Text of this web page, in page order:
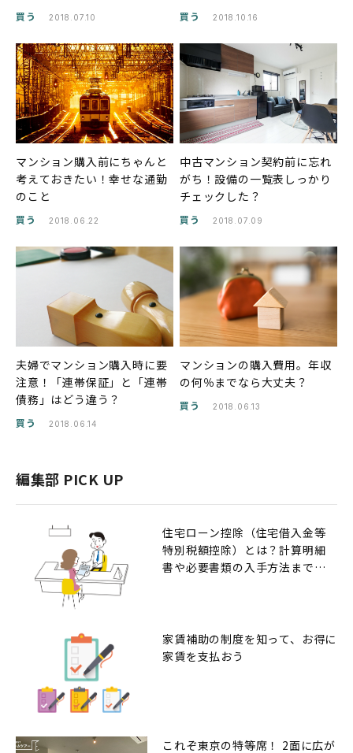
は？
買う 2018.07.10 買う 2018.10.16
マンション購入前にちゃんと
考えておきたい！幸せな通勤
のこと
買う 2018.06.22
中古マンション契約前に忘れ
がち！設備の一覧表しっかり
チェックした？
買う 2018.07.09
夫婦でマンション購入時に要
注意！「連帯保証」と「連帯
債務」はどう違う？
買う 2018.06.14
マンションの購入費用。年収
の何％までなら大丈夫？
買う 2018.06.13
編集部 PICK UP
住宅ローン控除（住宅借入金等
特別税額控除）とは？計算明細
書や必要書類の入手方法までの
家賃補助の制度を知って、お得に
家賃を支払おう
これぞ東京の特等席！ 2面に広が